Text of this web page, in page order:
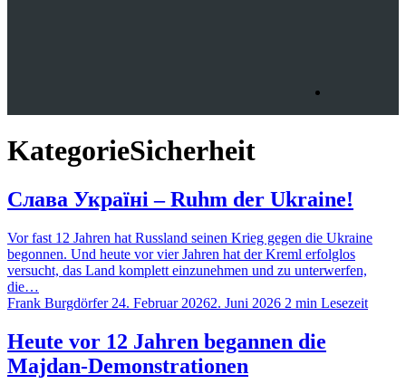
KategorieSicherheit
Слава Україні – Ruhm der Ukraine!
Vor fast 12 Jahren hat Russland seinen Krieg gegen die Ukraine
begonnen. Und heute vor vier Jahren hat der Kreml erfolglos
versucht, das Land komplett einzunehmen und zu unterwerfen,
die…
Frank Burgdörfer 24. Februar 20262. Juni 2026 2 min Lesezeit
Heute vor 12 Jahren begannen die
Majdan-Demonstrationen